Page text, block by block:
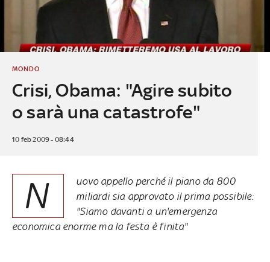
Crisi, Obama: "Agire subito
o sarà una catastrofe"
MONDO
10 feb 2009 - 08:44
N
uovo appello perché il piano da 800
miliardi sia approvato il prima possibile:
"Siamo davanti a un'emergenza
economica enorme ma la festa è finita"